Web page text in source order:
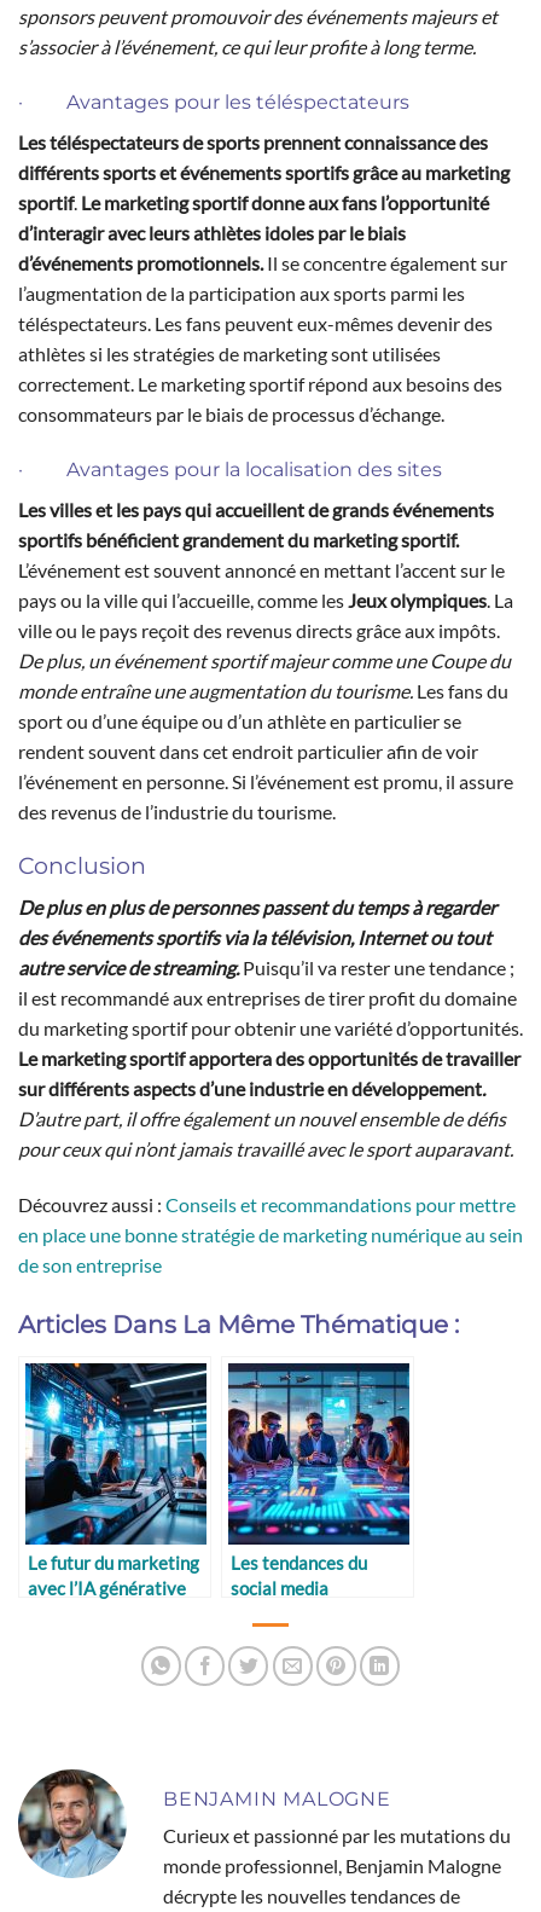
sponsors peuvent promouvoir des événements majeurs et
s’associer à l’événement, ce qui leur profite à long terme.
· Avantages pour les téléspectateurs
Les téléspectateurs de sports prennent connaissance des
différents sports et événements sportifs grâce au marketing
sportif. Le marketing sportif donne aux fans l’opportunité
d’interagir avec leurs athlètes idoles par le biais
d’événements promotionnels.Il se concentre également sur
l’augmentation de la participation aux sports parmi les
téléspectateurs. Les fans peuvent eux-mêmes devenir des
athlètes si les stratégies de marketing sont utilisées
correctement. Le marketing sportif répond aux besoins des
consommateurs par le biais de processus d’échange.
· Avantages pour la localisation des sites
Les villes et les pays qui accueillent de grands événements
sportifs bénéficient grandement du marketing sportif.
L’événement est souvent annoncé en mettant l’accent sur le
pays ou la ville qui l’accueille, comme les Jeux olympiques . La
ville ou le pays reçoit des revenus directs grâce aux impôts.
De plus, un événement sportif majeur comme une Coupe du
monde entraîne une augmentation du tourisme. Les fans du
sport ou d’une équipe ou d’un athlète en particulier se
rendent souvent dans cet endroit particulier afin de voir
l’événement en personne. Si l’événement est promu, il assure
des revenus de l’industrie du tourisme.
Conclusion
De plus en plus de personnes passent du temps à regarder
des événements sportifs via la télévision, Internet ou tout
autre service de streaming.Puisqu’il va rester une tendance ;
il est recommandé aux entreprises de tirer profit du domaine
du marketing sportif pour obtenir une variété d’opportunités.
Le marketing sportif apportera des opportunités de travailler
sur différents aspects d’une industrie en développement.
D’autre part, il offre également un nouvel ensemble de défis
pour ceux qui n’ont jamais travaillé avec le sport auparavant.
Découvrez aussi : Conseils et recommandations pour mettre
en place une bonne stratégie de marketing numérique au sein
de son entreprise
Articles Dans La Même Thématique :
Le futur du marketing
avec l’IA générative
Les tendances du
social media
BENJAMIN MALOGNE
Curieux et passionné par les mutations du
monde professionnel, Benjamin Malogne
décrypte les nouvelles tendances de